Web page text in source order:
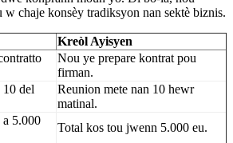
chaje konsèy tradiksyon nan sektè biznis.
Kreòl Ayisyen
Nou ye prepare kontrat pou
firman.
del
Reunion mete nan 10 hewr
matinal.
a 5.000
Total kos tou jwenn 5.000 eu.